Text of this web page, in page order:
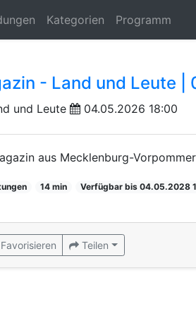
Kategorien Programm
- Land und Leute |
und Leute 04.05.2026 18:00
aus Mecklenburg-
14 min Verfügbar bis 04.05.2028
Favorisieren Teilen